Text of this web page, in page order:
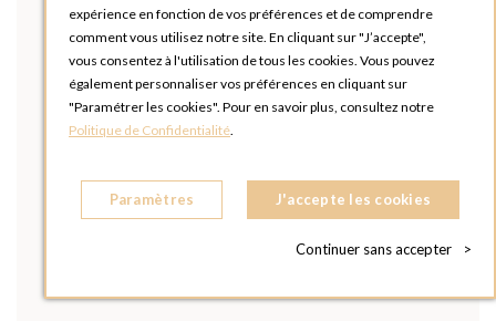
expérience en fonction de vos préférences et de comprendre
comment vous utilisez notre site. En cliquant sur "J’accepte",
vous consentez à l'utilisation de tous les cookies. Vous pouvez
également personnaliser vos préférences en cliquant sur
"Paramétrer les cookies". Pour en savoir plus, consultez notre
Politique de Confidentialité.
Paramètres J'accepte les cookies
Continuer sans accepter >